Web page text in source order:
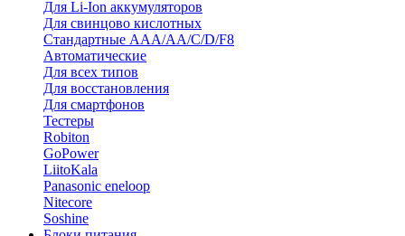
Для Li-Ion аккумуляторов
Для свинцово кислотных
Стандартные ААА/АА/С/D/F8
Автоматические
Для всех типов
Для восстановления
Для смартфонов
Тестеры
Robiton
GoPower
LiitoKala
Panasonic eneloop
Nitecore
Soshine